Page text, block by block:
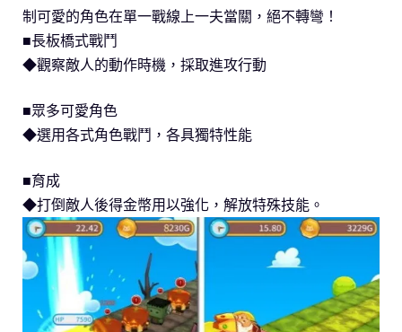
制可愛的角色在單一戰線上一夫當關，絕不轉彎！
■長板橋式戰鬥
◆觀察敵人的動作時機，採取進攻行動
■眾多可愛角色
◆選用各式角色戰鬥，各具獨特性能
■育成
◆打倒敵人後得金幣用以強化，解放特殊技能。